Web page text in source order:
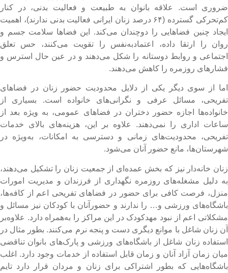
است. علاقه بانوان به طبیعت و فعالیت بدنی، در کنار
کم‌تحرکی گسترده (۶۴ درصد زنان ایرانی فعالیت بدنی ندارند)، اهمیت
چنین فضاهایی را دوچندان می‌کند. این فضاها سلامت جسم و
را ارتقا داده، اعتمادبه‌نفس را تقویت می‌کنند، حس تعلق
و روابط دوستانه را شکل می‌دهند و در عین حال استرس و
روزمره را کاهش می‌دهند.
از سوی دیگر یکی از دلایل محدودیت حضور زنان در فضاهای
مسائل عرفی و نگرانی‌های خانواده است. بسیاری از
اجازه حضور دختران در فضاهای عمومی، به ویژه بعد از
اداری را نمی‌دهند. علاوه بر این، هزینه‌های بالای خدمات
محدودیت‌های زمانی و دسترسی به امکانات، به‌ویژه در
مانع حضور آنان می‌شود.
خانه‌دار نیز که بخش عمده‌ای از جمعیت زنان را تشکیل می‌دهند،
دلیل مشغله‌های روزمره نگهداری از فرزندان و مدیریت امورات
فرصت کافی برای حضور در فضاهای تفریحی اعم از کافه‌ها،
ورزشی و… را ندارند و حضورآنان با کودکان نیز مسائل و
اعم از نبود مهدکودک در این مراکز را به‌همراه دارد. علاوه‌بر
زنان شاغل با موانع دیگری دست و پنجه نرم می‌کنند. بطور مثال در
زنان شاغل از باشگاه‌های ورزشی و پارک‌های بانوان تناقضی
زمان آزاد آنان و زمان قابل استفاده از خدمات وجود دارد. اغلب
که بطور اشتراکی برای زنان و مردان قرار دارد تایم